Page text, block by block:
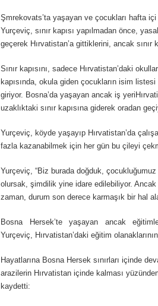
Şmrekovats’ta yaşayan ve çocukları hafta
Yurçeviç, sınır kapısı yapılmadan önce,
geçerek Hırvatistan’a gittiklerini, ancak sınır
Sınır kapısını, sadece Hırvatistan’daki
kapısında, okula giden çocukların isim
giriyor. Bosna’da yaşayan ancak iş
uzaklıktaki sınır kapısına giderek oradan
Yurçeviç, köyde yaşayıp Hırvatistan’da
fazla kazanabilmek için her gün bu çileyi
Yurçeviç, “Biz burada doğduk,
olursak, şimdilik yine idare edilebiliyor.
zaman, durum son derece karmaşık bir hal
Bosna Hersek’te yaşayan ancak
Yurçeviç, Hırvatistan’daki eğitim
Hayatlarına Bosna Hersek sınırları içinde
arazilerin Hırvatistan içinde kalması
kaydetti: